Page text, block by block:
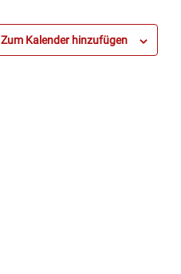
Zum Kalender hinzufügen